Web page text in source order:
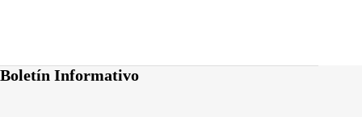
Boletín Informativo